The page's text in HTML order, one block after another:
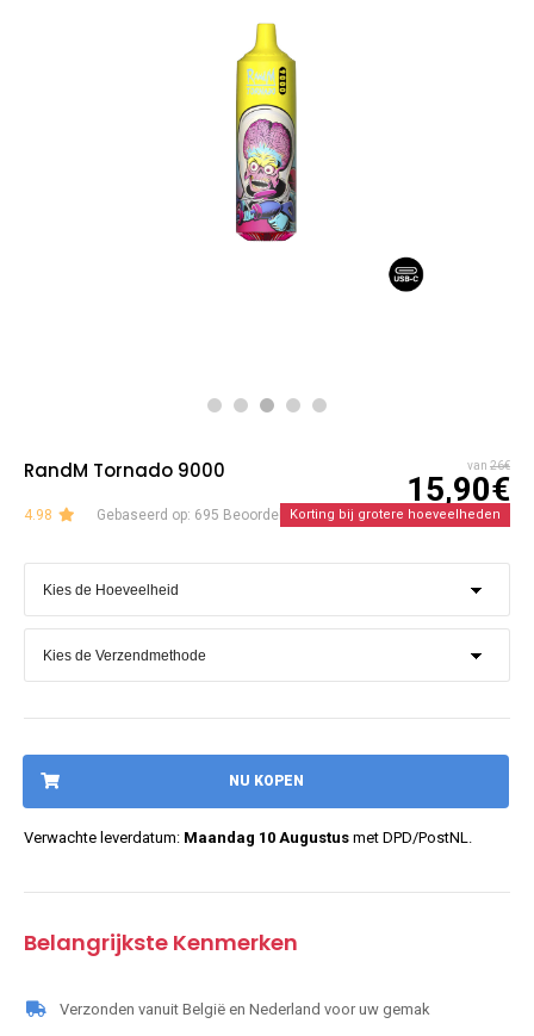
RandM Tornado 9000 van 26€
15,90€
4.98 Gebaseerd op: 695 BeoordelingenKorting bij grotere hoeveelheden
NU KOPEN
Verwachte leverdatum: Maandag 10 Augustus met DPD/PostNL.
Belangrijkste Kenmerken
Verzonden vanuit België en Nederland voor uw gemak